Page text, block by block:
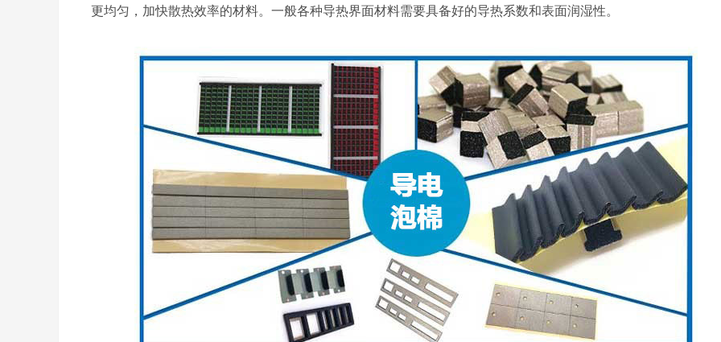
更均匀，加快散热效率的材料。一般各种导热界面材料需要具备好的导热系数和表面润湿性。